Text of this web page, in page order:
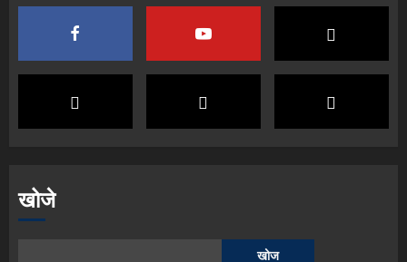
खोजे
खोज